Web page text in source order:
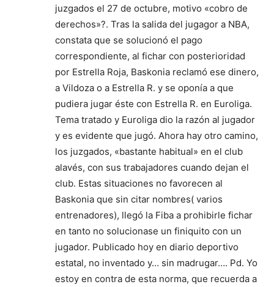
juzgados el 27 de octubre, motivo «cobro de
derechos»?. Tras la salida del jugagor a NBA,
constata que se solucionó el pago
correspondiente, al fichar con posterioridad
por Estrella Roja, Baskonia reclamó ese dinero,
a Vildoza o a Estrella R. y se oponía a que
pudiera jugar éste con Estrella R. en Euroliga.
Tema tratado y Euroliga dio la razón al jugador
y es evidente que jugó. Ahora hay otro camino,
los juzgados, «bastante habitual» en el club
alavés, con sus trabajadores cuando dejan el
club. Estas situaciones no favorecen al
Baskonia que sin citar nombres( varios
entrenadores), llegó la Fiba a prohibirle fichar
en tanto no solucionase un finiquito con un
jugador. Publicado hoy en diario deportivo
estatal, no inventado y… sin madrugar…. Pd. Yo
estoy en contra de esta norma, que recuerda a